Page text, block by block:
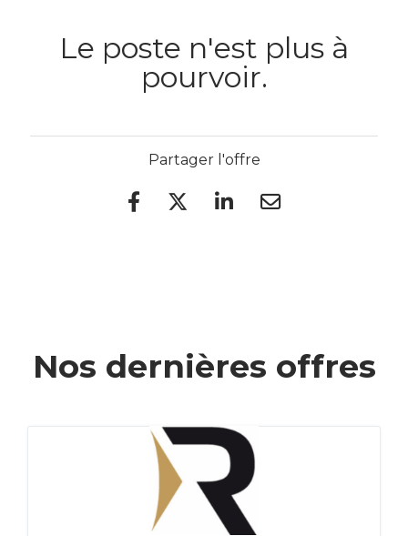
Le poste n'est plus à
pourvoir.
Partager l'offre
Nos dernières offres